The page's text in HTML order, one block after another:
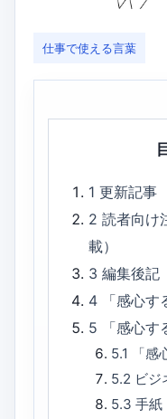
仕事で使える言葉
1更新記事
2読者向
載）
3編集後記
4
「感心
5
「感心
5.1
「
5.2 ビジ
5.3 手紙